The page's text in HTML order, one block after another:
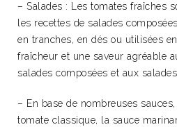
– Salades : Les tomates fraîches
les recettes de salades
en tranches, en dés ou utilisées
fraîcheur et une saveur agréable
salades composées et aux
– En base de nombreuses
tomate classique, la sauce